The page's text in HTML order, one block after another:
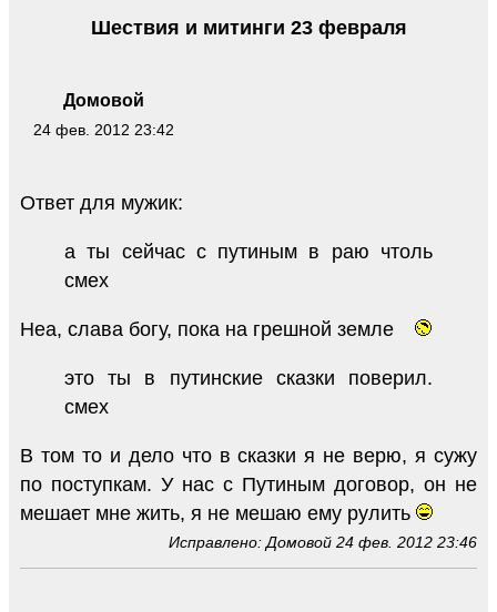
Домовой
24 фев. 2012 23:42
Шествия и митинги 23 февраля
Ответ для мужик:
а ты сейчас с путиным в раю чтоль
смех
Неа, слава богу, пока на грешной земле
это ты в путинские сказки поверил.
смех
В том то и дело что в сказки я не верю, я сужу
по поступкам. У нас с Путиным договор, он не
мешает мне жить, я не мешаю ему рулить
Исправлено: Домовой 24 фев. 2012 23:46